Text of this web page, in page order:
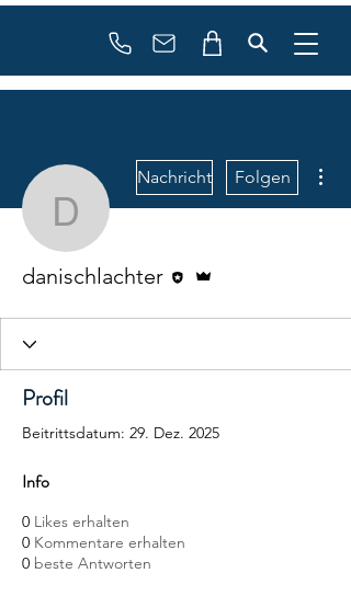
danischlachter
Nachricht Folgen
danischlachter
Profil
Beitrittsdatum: 29. Dez. 2025
Info
0 Likes erhalten
0 Kommentare erhalten
0 beste Antworten